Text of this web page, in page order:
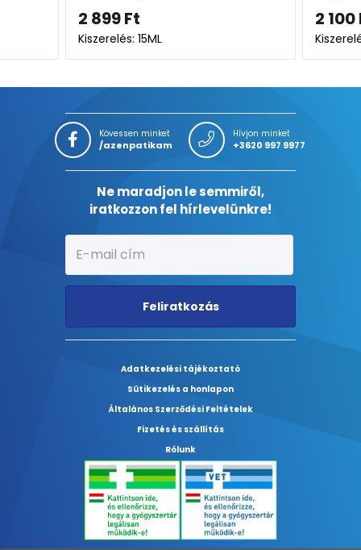
Kövessen minket
/azenpatikam
Hívjon minket
+3620 997 9977
Ne maradjon le semmiről,
iratkozzon fel hírlevelünkre!
Feliratkozás
Adatkezelési tájékoztató
Sütikezelés a honlapon
Általános Szerződési Feltételek
Fizetés és szállítás
Rólunk